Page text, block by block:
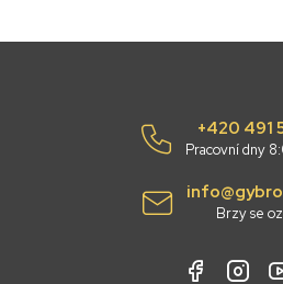
+420 491
Pracovní dny
Brzy se